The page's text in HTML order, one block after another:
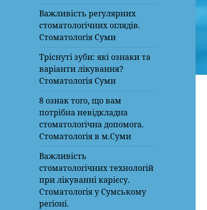
Важливість регулярних
стоматологічних оглядів.
Стоматологія Суми
Тріснуті зуби: які ознаки та
варіанти лікування?
Стоматологія Суми
8 ознак того, що вам
потрібна невідкладна
стоматологічна допомога.
Стоматологія в м.Суми
Важливість
стоматологічних технологій
при лікуванні карієсу.
Стоматологія у Сумському
регіоні.